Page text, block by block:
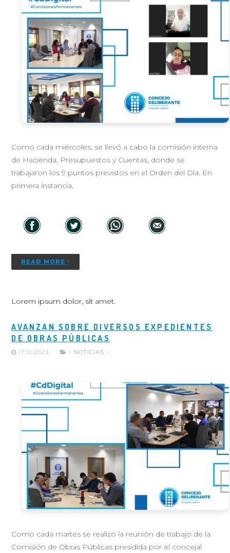
Como cada miércoles, se llevó a cabo la comisión interna
de Hacienda, Presupuestos y Cuentas, donde se
trabajaron los 9 puntos previstos en el Orden del Día. En
primera instancia,
READ MORE
Lorem ipsum dolor, sit amet.
AVANZAN SOBRE DIVERSOS EXPEDIENTES
DE OBRAS PÚBLICAS
17.10.2023 - NOTICIAS -
Como cada martes se realizó la reunión de trabajo de la
Comisión de Obras Públicas presidida por el concejal